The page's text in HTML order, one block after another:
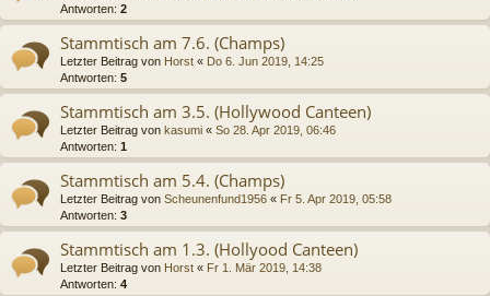
Antworten: 2
Stammtisch am 7.6. (Champs)
Letzter Beitrag von Horst « Do 6. Jun 2019, 14:25
Antworten: 5
Stammtisch am 3.5. (Hollywood Canteen)
Letzter Beitrag von kasumi « So 28. Apr 2019, 06:46
Antworten: 1
Stammtisch am 5.4. (Champs)
Letzter Beitrag von Scheunenfund1956 « Fr 5. Apr 2019, 05:58
Antworten: 3
Stammtisch am 1.3. (Hollyood Canteen)
Letzter Beitrag von Horst « Fr 1. Mär 2019, 14:38
Antworten: 4